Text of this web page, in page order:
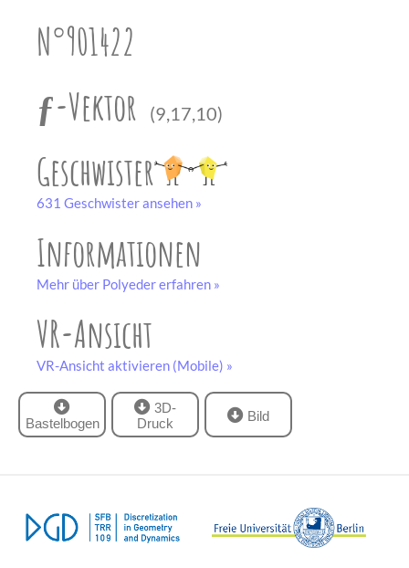
N°901422
ƒ-Vektor
(9,17,10)
Geschwister
631 Geschwister ansehen »
Informationen
Mehr über Polyeder erfahren »
VR-Ansicht
VR-Ansicht aktivieren (Mobile) »
Bastelbogen
3D-
Druck
Bild